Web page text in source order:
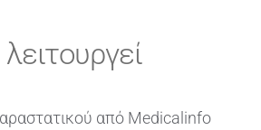
από Medicalinfo